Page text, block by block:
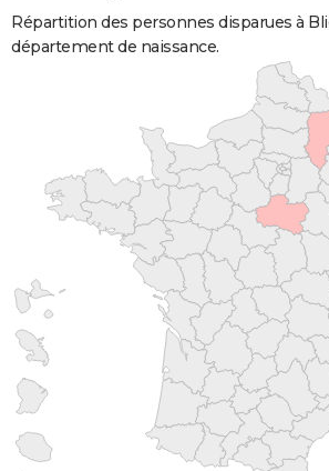
Répartition des personnes disparues à
département de naissance.